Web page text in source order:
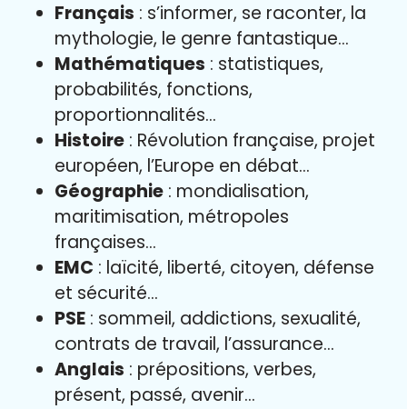
Français : s’informer, se raconter, la
mythologie, le genre fantastique…
Mathématiques : statistiques,
probabilités, fonctions,
proportionnalités…
Histoire : Révolution française, projet
européen, l’Europe en débat…
Géographie : mondialisation,
maritimisation, métropoles
françaises…
EMC : laïcité, liberté, citoyen, défense
et sécurité…
PSE : sommeil, addictions, sexualité,
contrats de travail, l’assurance…
Anglais : prépositions, verbes,
présent, passé, avenir…